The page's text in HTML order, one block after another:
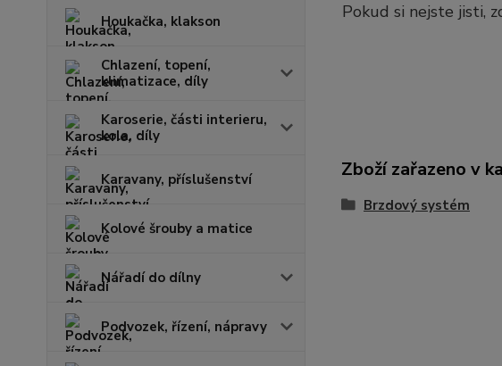
Houkačka, klakson
Chlazení, topení,
klimatizace, díly
Karoserie, části interieru,
kola, díly
Karavany, příslušenství
Kolové šrouby a matice
Nářadí do dílny
Podvozek, řízení, nápravy
Pokud si nejste jisti,
Zboží zařazeno v
Brzdový systém